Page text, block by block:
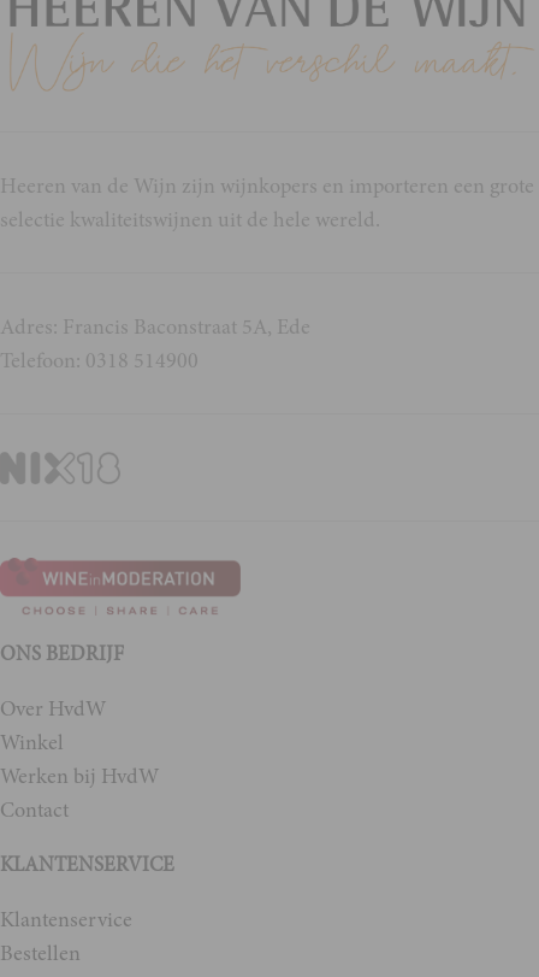
Heeren van de Wijn zijn wijnkopers en importeren een grote
selectie kwaliteitswijnen uit de hele wereld.
Adres: Francis Baconstraat 5A, Ede
Telefoon: 0318 514900
ONS BEDRIJF
Over HvdW
Winkel
Werken bij HvdW
Contact
KLANTENSERVICE
Klantenservice
Bestellen